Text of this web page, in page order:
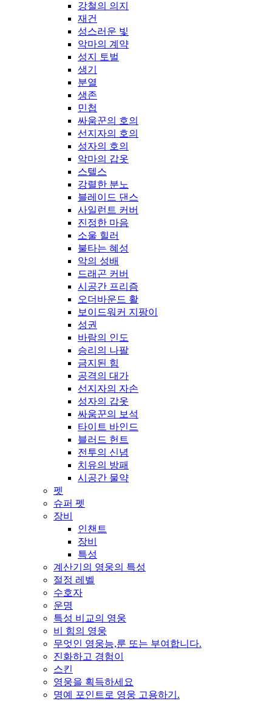
강철의 의지
재건
성스러운 빛
악마의 계약
성지 토벌
생기
분열
생존
민첩
싸움꾼의 호의
선지자의 호의
성자의 호의
악마의 갑옷
스텔스
강렬한 분노
블레이드 댄스
사일런트 커버
진정한 마음
소울 힐러
불타는 혜성
악의 성배
드래곤 커버
시공간 프리즘
오더바운드 활
보이드워커 지팡이
성권
바람의 인도
승리의 나팔
금지된 힘
공격의 대가
선지자의 자손
성자의 갑옷
싸움꾼의 보석
타이트 바인드
블러드 헌트
전투의 신념
치유의 방패
시공간 물약
펫
슈퍼 펫
장비
인챈트
장비
특성
계산기의 영웅의 특성
절정 레벨
수호자
운명
특성 비교의 영웅
비 힘의 영웅
무엇인 영웅능,룬 또는 부여합니다.
진화하고 경험이
스킨
영웅을 획득하세요
명예 포인트로 영웅 고용하기.